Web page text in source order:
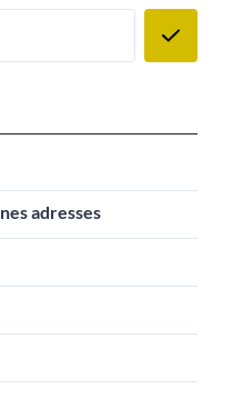
adresses